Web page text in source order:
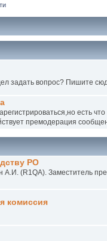
задать вопрос? Пишите
есть
премодерация
РО
А.И. (R1QA). Заместитель
комиссия